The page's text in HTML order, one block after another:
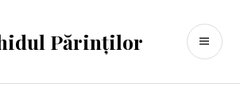
Părinților